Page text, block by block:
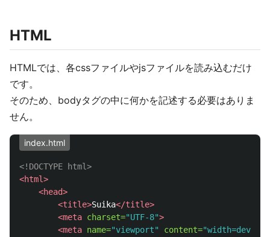
HTML
HTMLでは、各cssファイルやjsファイルを読み込むだけ
です。
そのため、bodyタグの中に何かを記述する必要はありま
せん。
index.html
<!DOCTYPE html>
<html>
<head>
<title>Suika</title>
<meta charset="UTF-8">
<meta name="viewport" content=